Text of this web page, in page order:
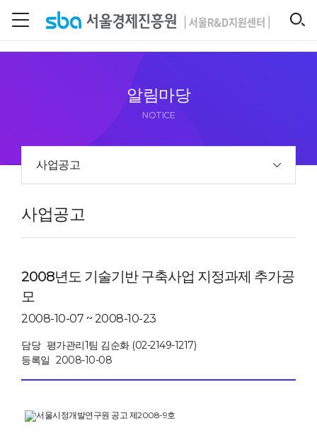
알림마당
NOTICE
사업공고
사업공고
2008년도 기술기반 구축사업 지정과제 추가공
모
2008-10-07 ~ 2008-10-23
담당 평가관리1팀 김순화 (02-2149-1217)
등록일 2008-10-08
서울시정개발연구원 공고 제2008-9호